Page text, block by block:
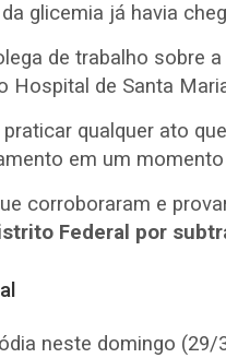
glicemia já havia
de trabalho sobre a
Hospital de Santa
qualquer ato
em um
corroboraram e
Federal por
neste domingo (29/